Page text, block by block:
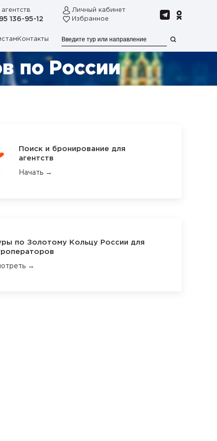
агентств
136-95-12
Личный кабинет
Избранное
Контакты
по России
Поиск и бронирование для
агентств
Начать →
по Золотому Кольцу России для
→